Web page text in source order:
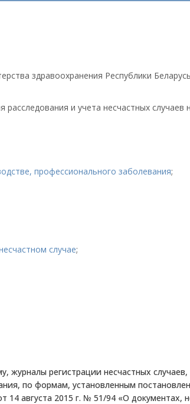
здравоохранения Республики
и учета несчастных случаев
профессионального заболевания;
случае;
регистрации несчастных
по формам, установленным
августа 2015 г. № 51/94 «О документах,